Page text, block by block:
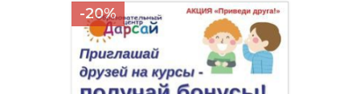
-20%